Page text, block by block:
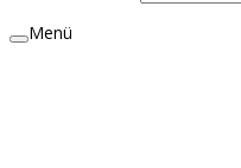
Menü